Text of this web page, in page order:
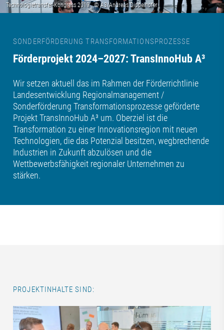
SONDERFÖRDERUNG TRANSFORMATIONSPROZESSE
Förderprojekt 2024–2027: TransInnoHub A³
Wir setzen aktuell das im Rahmen der Förderrichtlinie
Landesentwicklung Regionalmanagement /
Sonderförderung Transformationsprozesse geförderte
Projekt TransInnoHub A³ um. Oberziel ist die
Transformation zu einer Innovationsregion mit neuen
Technologien, die das Potenzial besitzen, wegbrechende
Industrien in Zukunft abzulösen und die
Wettbewerbsfähigkeit regionaler Unternehmen zu
stärken.
PROJEKTINHALTE SIND: